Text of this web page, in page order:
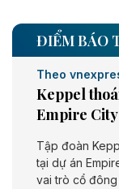
ĐIỂM BÁO
Theo
Keppel
Empire
Tập đoàn
tại dự án
vai trò cổ đông